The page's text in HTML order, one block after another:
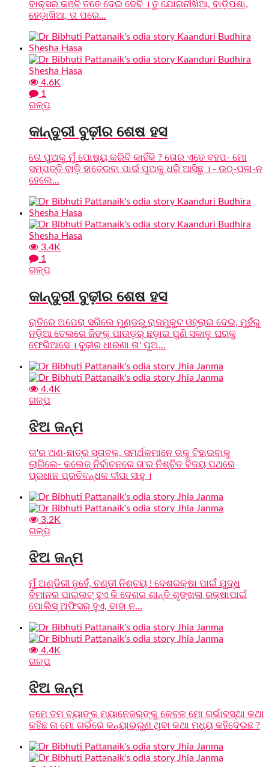
ବାକ୍ସର କଞ୍ଚି ତତେ ଦେଇ ଦେବି । ତୁ ଯୋଗନୀଖିଆ, ବାଡ଼ିପଶା,
ହେଡ଼ାଖିଆ, ତା ପରେ...
4.6K
1
ଗଳ୍ପ
କାନ୍ଦୁରୀ ବୁଢ଼ୀର ଶେଷ ହସ
ତୋ ପୁଅକୁ ମୁଁ ପୋଷ୍ୟ କରିବି କାହିଁକି ? ତୋର ଏତେ ବହପ- ମୋ
ସମ୍ପତ୍ତି ବାଡ଼ି ହାତେଇବା ପାଇଁ ପୁଅକୁ ଧରି ଆସିଛୁ । - ଉଠ୍-ପଳା-ନ
ହେଲେ...
3.4K
1
ଗଳ୍ପ
କାନ୍ଦୁରୀ ବୁଢ଼ୀର ଶେଷ ହସ
ରାତିରେ ଅପେରା ସରିଲେ ମୁଣ୍ଡରୁ ରାଜମୁକୁଟ ଓହ୍ଲାଇ ଦେଇ, ମୁହଁରୁ
ନଡ଼ିଆ ତେଲରେ ଜିଙ୍କ୍ ପାଉଡ଼ର୍ ଛଡ଼ାଇ ପୁଣି ସକାଳୁ ଘରକୁ
ଫେରିଆସେ । ବୁଢ଼ୀର ଧାରଣା ତା' ପୁଅ...
4.4K
ଗଳ୍ପ
ଝିଅ ଜନ୍ମ
ତା'ର ଅଣ-ଛାତ୍ର ସ୍ତାବକ, ସମର୍ଥକମାନେ ତାକୁ ଟିହାଇବାକୁ
ଲାଗିଲେ- କଲେଜ୍ ନିର୍ବାଚନରେ ତା'ର ନିଶ୍ଚିତ ବିଜୟ ପଥରେ
ପ୍ରଧାନ ପ୍ରତିବନ୍ଧକ ଦୀପା ସାହୁ ।
3.2K
ଗଳ୍ପ
ଝିଅ ଜନ୍ମ
ମୁଁ ଅଣ୍ଡିରୀ ନୁହେଁ, ଚଣ୍ଡୀ ନିଶ୍ଚୟ ! ଦେଶରକ୍ଷା ପାଇଁ ଯୁଦ୍ଧ
ବିମାନର ପାଇଲଟ୍ ହୁଏ କି ଦେଶର ଶାନ୍ତି ଶୃଙ୍ଖଳା ରକ୍ଷାପାଇଁ
ପୋଲିସ୍ ଅଫିସର୍ ହୁଏ, ବାହା ନ...
4.4K
ଗଳ୍ପ
ଝିଅ ଜନ୍ମ
ତମେ ତମ ବ୍ୟାଙ୍କ ମ୍ୟାନେଜର୍‌ଙ୍କୁ କେବଳ ମୋ ଗର୍ଭାବସ୍ଥା କଥା
କହିଛ ନା ମୋ ଗର୍ଭରେ କନ୍ୟାଭ୍ରୁଣ ଥିବା କଥା ମଧ୍ୟ କହିଦେଇଛ ?